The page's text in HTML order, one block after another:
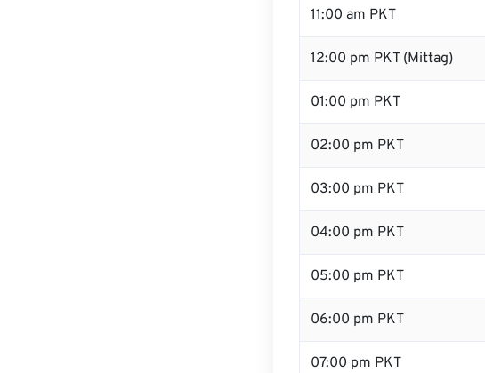
11:00 am PKT
12:00 pm PKT (Mittag)
01:00 pm PKT
02:00 pm PKT
03:00 pm PKT
04:00 pm PKT
05:00 pm PKT
06:00 pm PKT
07:00 pm PKT